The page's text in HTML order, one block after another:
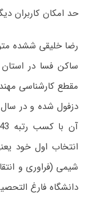
حد امکان کاربران
مقطع کارشناسی
انتخاب اول خود
دانشگاه فارغ